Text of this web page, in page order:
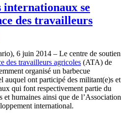
se
des travailleurs
6 juin 2014 – Le centre de soutien
des travailleurs agricoles (ATA) de
organisé un barbecue
auquel ont participé des militant(e)s et
qui font respectivement partie du
et humaines ainsi que de l’Association
international.